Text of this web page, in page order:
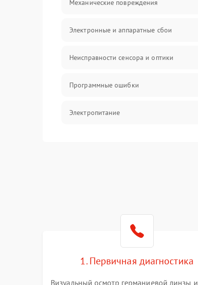
Механические повреждения
Электронные и аппаратные сбои
Неисправности сенсора и оптики
Программные ошибки
Электропитание
Температурные проблемы
Сбои коммуникаций и интерфейсов
1. Первичная диагностика
Визуальный осмотр германиевой линзы и